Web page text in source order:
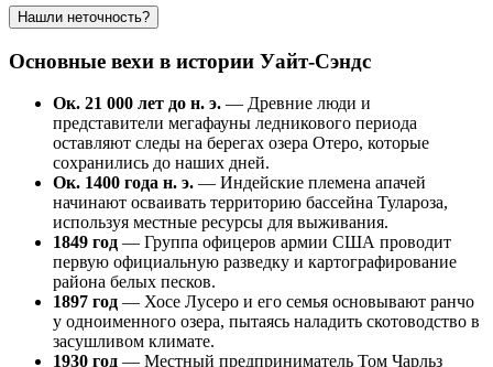
Нашли неточность?
Основные вехи в истории Уайт-Сэндс
Ок. 21 000 лет до н. э. — Древние люди и
представители мегафауны ледникового периода
оставляют следы на берегах озера Отеро, которые
сохранились до наших дней.
Ок. 1400 года н. э. — Индейские племена апачей
начинают осваивать территорию бассейна Тулароза,
используя местные ресурсы для выживания.
1849 год — Группа офицеров армии США проводит
первую официальную разведку и картографирование
района белых песков.
1897 год — Хосе Лусеро и его семья основывают ранчо
у одноименного озера, пытаясь наладить скотоводство в
засушливом климате.
1930 год — Местный предприниматель Том Чарльз